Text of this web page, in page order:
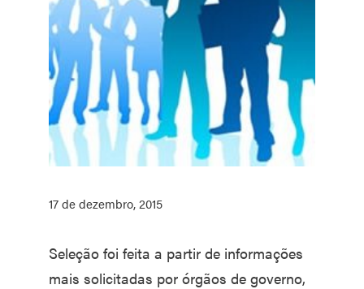
17 de dezembro, 2015
Seleção foi feita a partir de informações
mais solicitadas por órgãos de governo,